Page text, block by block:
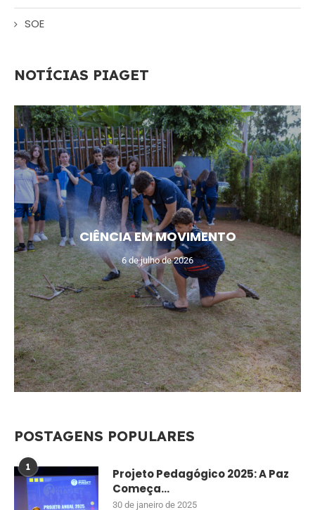
SOE
NOTÍCIAS PIAGET
CIÊNCIA EM MOVIMENTO
6 de julho de 2026
POSTAGENS POPULARES
1
Projeto Pedagógico 2025: A Paz
Começa...
30 de janeiro de 2025